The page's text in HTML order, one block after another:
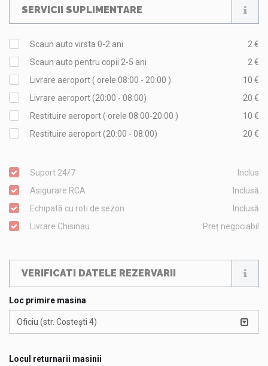
SERVICII SUPLIMENTARE
Scaun auto virsta 0-2 ani
2 €
Scaun auto pentru copii 2-5 ani
2 €
Livrare aeroport ( orele 08:00 - 20:00 )
10 €
Livrare aeroport (20:00 - 08:00)
20 €
Restituire aeroport ( orele 08:00-20:00 )
10 €
Restituire aeroport (20:00 - 08:00)
20 €
Suport 24/7
Inclus
Asigurare RCA
Inclusă
Echipată cu roti de sezon
Inclusă
Livrare Chisinau
Preț negociabil
VERIFICATI DATELE REZERVARII
Loc primire masina
Oficiu (str. Costești 4)
Locul returnarii masinii